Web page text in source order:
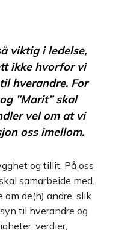
viktig i ledelse,
ikke hvorfor vi
hverandre. For
”Marit” skal
vel om at vi
oss imellom.
og tillit. På oss
samarbeide med.
om de(n) andre, slik
til hverandre og
verdier,